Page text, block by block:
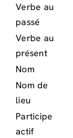
Verbe au
passé
Verbe au
présent
Nom
Nom de
lieu
Participe
actif